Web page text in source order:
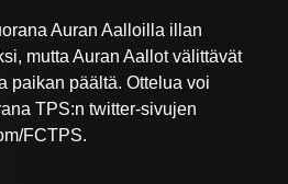
Auran Aalloilla illan
mutta Auran Aallot välittävät
paikan päältä. Ottelua voi
TPS:n twitter-sivujen
FCTPS.